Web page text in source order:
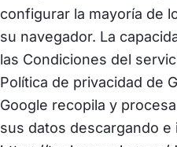
configurar la mayoría de
su navegador. La
las Condiciones del
Política de privacidad de
Google recopila y
sus datos descargando e